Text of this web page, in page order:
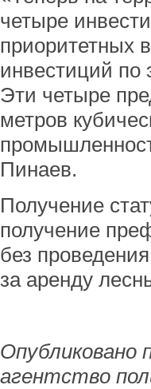
четыре
приоритетных
инвестиций по
Эти четыре
метров
Пинаев.
Получение
получение
без
за аренду
Опубликовано
агентство